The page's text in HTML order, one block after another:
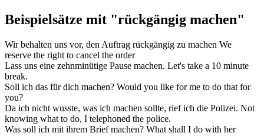
Beispielsätze mit "rückgängig machen"
Wir behalten uns vor, den Auftrag rückgängig zu machen We
reserve the right to cancel the order
Lass uns eine zehnminütige Pause machen. Let's take a 10 minute
break.
Soll ich das für dich machen? Would you like for me to do that for
you?
Da ich nicht wusste, was ich machen sollte, rief ich die Polizei. Not
knowing what to do, I telephoned the police.
Was soll ich mit ihrem Briefmachen? What shall I do with her